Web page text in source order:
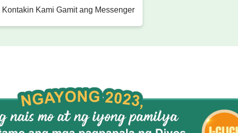
Kontakin Kami Gamit ang Messenger